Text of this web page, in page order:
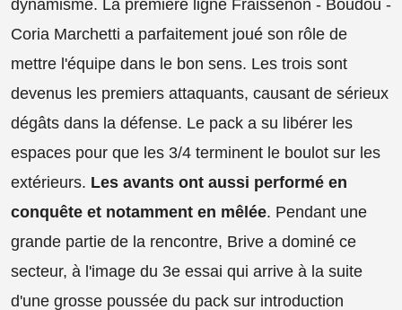
dynamisme. La première ligne Fraissenon - Boudou -
Coria Marchetti a parfaitement joué son rôle de
mettre l'équipe dans le bon sens. Les trois sont
devenus les premiers attaquants, causant de sérieux
dégâts dans la défense. Le pack a su libérer les
espaces pour que les 3/4 terminent le boulot sur les
extérieurs. Les avants ont aussi performé en
conquête et notamment en mêlée. Pendant une
grande partie de la rencontre, Brive a dominé ce
secteur, à l'image du 3e essai qui arrive à la suite
d'une grosse poussée du pack sur introduction